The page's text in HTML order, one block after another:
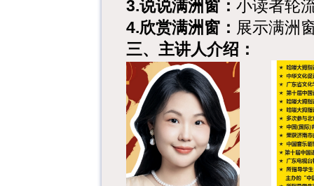
3.说说满洲窗： 小读者轮
4.欣赏满洲窗： 展示满洲
三、主讲人介绍：